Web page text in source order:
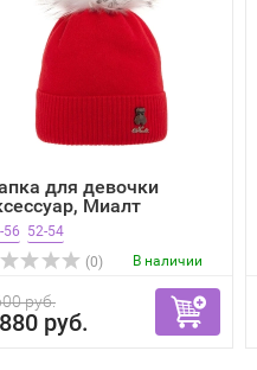
для девочки
Миалт
56 52-54
(0)
В наличии
руб.
руб.